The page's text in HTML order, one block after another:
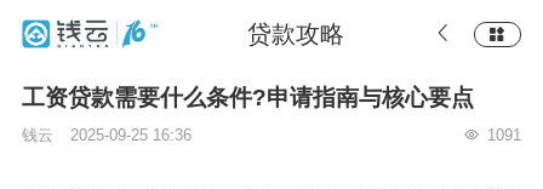
贷款攻略
工资贷款需要什么条件?申请指南与核心要点
钱云 2025-09-25 16:36 1091